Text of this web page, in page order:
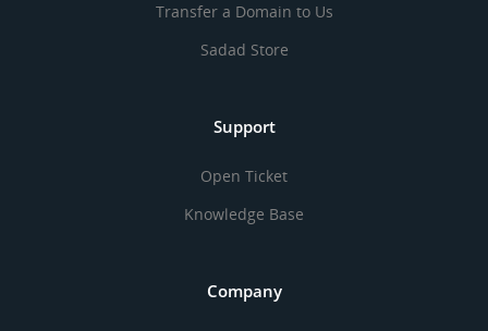
Transfer a Domain to Us
Sadad Store
Support
Open Ticket
Knowledge Base
Company